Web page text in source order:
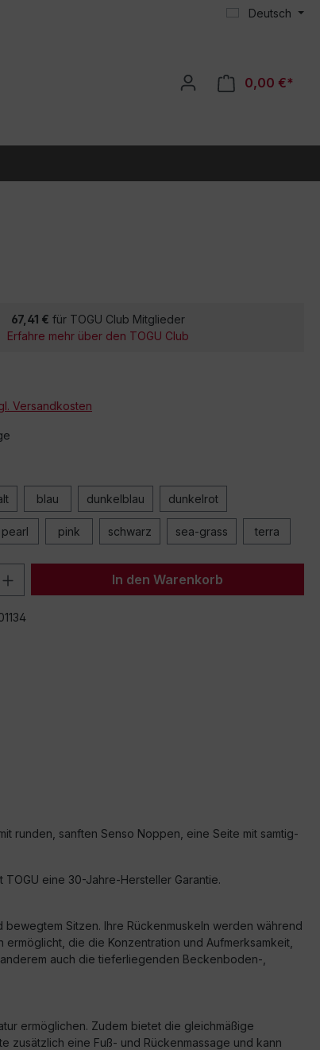
Deutsch
0,00 €*
Videos (YouTube, Vimeo oder andere Quellen) werden
Sie auf "Erlauben" um das Laden von Drittanbieterinhalten
Einstellung merken und alle erlauben
67,41 € für TOGU Club Mitglieder
Erfahre mehr über den TOGU Club
Versandkosten
blau dunkelblau dunkelrot
pearl pink schwarz sea-grass terra
Gib den gewünschten Wert
In den Warenkorb
runden, sanften Senso Noppen, eine Seite mit samtig-
eine 30-Jahre-Hersteller Garantie.
Sitzen. Ihre Rückenmuskeln werden während
die die Konzentration und Aufmerksamkeit,
auch die tieferliegenden Beckenboden-,
ermöglichen. Zudem bietet die gleichmäßige
eine Fuß- und Rückenmassage und kann